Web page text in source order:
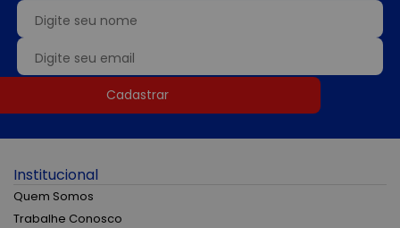
Cadastrar
Institucional
Quem Somos
Trabalhe Conosco